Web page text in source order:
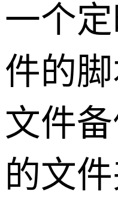
一个
件的
文件
的文件